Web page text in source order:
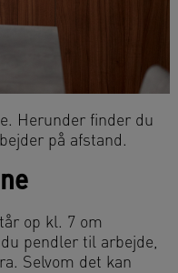
Herunder finder du
på afstand.
op kl. 7 om
pendler til arbejde,
Selvom det kan